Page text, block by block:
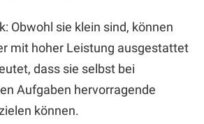
Obwohl sie klein sind, können
mit hoher Leistung ausgestattet
dass sie selbst bei
Aufgaben hervorragende
können.